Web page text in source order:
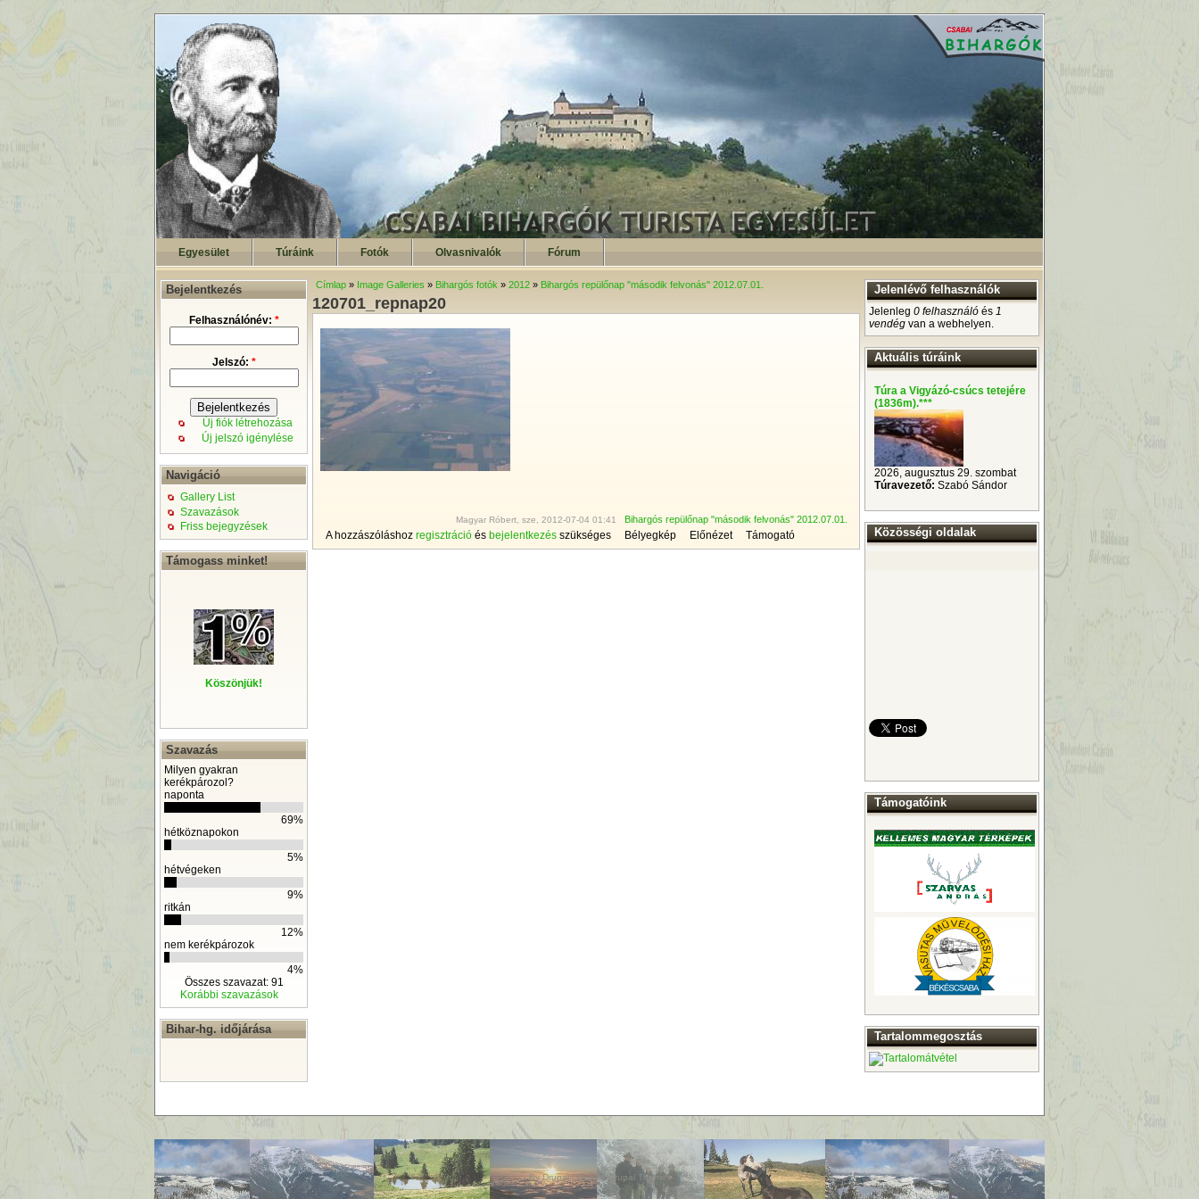
Egyesület Túráink Fotók Olvasnivalók Fórum
Bejelentkezés
Felhasználónév: *
Jelszó: *
Új fiók létrehozása
Új jelszó igénylése
Navigáció
Gallery List
Szavazások
Friss bejegyzések
Támogass minket!
Köszönjük!
Szavazás
Milyen gyakran
kerékpározol?
naponta
69%
hétköznapokon
5%
hétvégeken
9%
ritkán
12%
nem kerékpározok
4%
Összes szavazat: 91
Korábbi szavazások
Bihar-hg. időjárása
Címlap » Image Galleries » Bihargós fotók » 2012 » Bihargós repülőnap "második felvonás" 2012.07.01.
120701_repnap20
Magyar Róbert, sze, 2012-07-04 01:41 Bihargós repülőnap "második felvonás" 2012.07.01.
A hozzászóláshoz regisztráció és bejelentkezés szükséges Bélyegkép Előnézet Támogató
Jelenlévő felhasználók
Jelenleg 0 felhasználó és 1
vendég van a webhelyen.
Aktuális túráink
Túra a Vigyázó-csúcs tetejére
(1836m).***
2026, augusztus 29. szombat
Túravezető: Szabó Sándor
Közösségi oldalak
Támogatóink
Tartalommegosztás
ByDrupal|Quality Drupal Themes